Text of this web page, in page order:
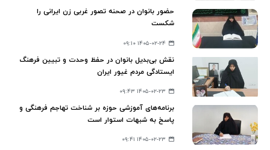
حضور بانوان در صحنه تصور غربی زن ایرانی را
شکست
۱۴۰۵-۰۲-۲۴ ۰۹:۱۰
نقش بی‌بدیل بانوان در حفظ وحدت و تبیین فرهنگ
ایستادگی مردم غیور ایران
۱۴۰۵-۰۲-۲۳ ۰۹:۴۳
برنامه‌های آموزشی حوزه بر شناخت تهاجم فرهنگی و
پاسخ به شبهات استوار است
۱۴۰۵-۰۲-۲۳ ۰۹:۴۱